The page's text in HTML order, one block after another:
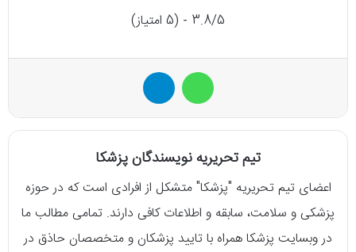
3.8/5 - (5 امتیاز)
واتس آپ
تیم تحریریه نویسندگان پزشکا
اعضای تیم تحریریه "پزشکا" متشکل از افرادی است که در حوزه
پزشکی و سلامت، سابقه و اطلاعات کافی دارند. تمامی مطالب ما
در وبسایت پزشکا همراه با تایید پزشکان و متخصصان حاذق در